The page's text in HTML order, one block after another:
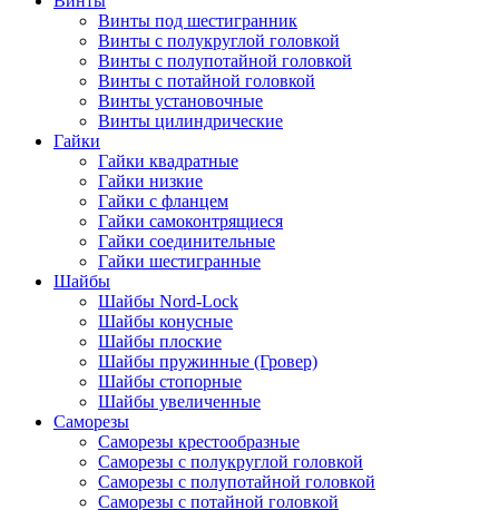
Винты под шестигранник
Винты с полукруглой головкой
Винты с полупотайной головкой
Винты с потайной головкой
Винты установочные
Винты цилиндрические
Гайки
Гайки квадратные
Гайки низкие
Гайки с фланцем
Гайки самоконтрящиеся
Гайки соединительные
Гайки шестигранные
Шайбы
Шайбы Nord-Lock
Шайбы конусные
Шайбы плоские
Шайбы пружинные (Гровер)
Шайбы стопорные
Шайбы увеличенные
Саморезы
Саморезы крестообразные
Саморезы с полукруглой головкой
Саморезы с полупотайной головкой
Саморезы с потайной головкой